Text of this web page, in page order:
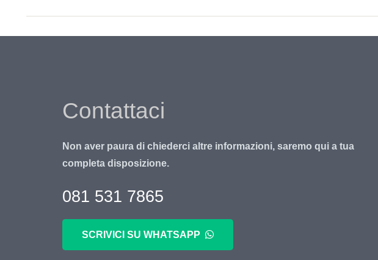
Contattaci
Non aver paura di chiederci altre informazioni, saremo qui a tua
completa disposizione.
081 531 7865
SCRIVICI SU WHATSAPP